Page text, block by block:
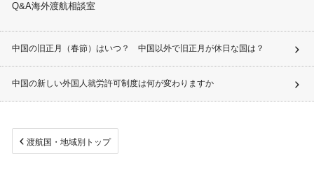
Q&A海外渡航相談室
中国の旧正月（春節）はいつ？ 中国以外で旧正月が休日な国は？
中国の新しい外国人就労許可制度は何が変わりますか
渡航国・地域別トップ